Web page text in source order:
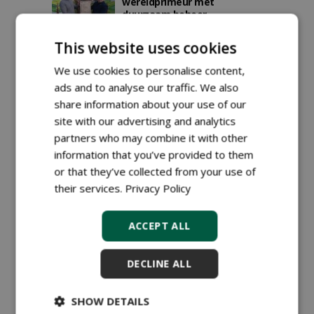
duurzaam beheer
28-04-2025
Zwolle behaalt
wereldprimeur met
duurzaam beheer
stadsbomen
18-03-2025 134 sec
Veranker het boombeheer
11-11-2024 258 sec
van bomen in gemeenten
This website uses cookies
We use cookies to personalise content,
ads and to analyse our traffic. We also
share information about your use of our
site with our advertising and analytics
partners who may combine it with other
information that you’ve provided to them
or that they’ve collected from your use of
their services. Privacy Policy
ACCEPT ALL
DECLINE ALL
SHOW DETAILS